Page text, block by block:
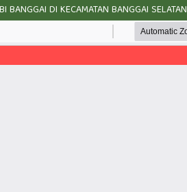
BANGGAI DI KECAMATAN BANGGAI SELATAN